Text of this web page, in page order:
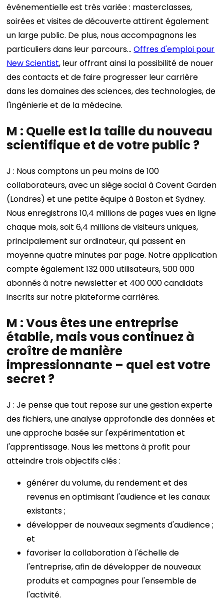
événementielle est très variée : masterclasses,
soirées et visites de découverte attirent également
un large public. De plus, nous accompagnons les
particuliers dans leur parcours…Offres d'emploi pour
New Scientist, leur offrant ainsi la possibilité de nouer
des contacts et de faire progresser leur carrière
dans les domaines des sciences, des technologies, de
l'ingénierie et de la médecine.
M : Quelle est la taille du nouveau
scientifique et de votre public ?
J : Nous comptons un peu moins de 100
collaborateurs, avec un siège social à Covent Garden
(Londres) et une petite équipe à Boston et Sydney.
Nous enregistrons 10,4 millions de pages vues en ligne
chaque mois, soit 6,4 millions de visiteurs uniques,
principalement sur ordinateur, qui passent en
moyenne quatre minutes par page. Notre application
compte également 132 000 utilisateurs, 500 000
abonnés à notre newsletter et 400 000 candidats
inscrits sur notre plateforme carrières.
M : Vous êtes une entreprise
établie, mais vous continuez à
croître de manière
impressionnante – quel est votre
secret ?
J : Je pense que tout repose sur une gestion experte
des fichiers, une analyse approfondie des données et
une approche basée sur l'expérimentation et
l'apprentissage. Nous les mettons à profit pour
atteindre trois objectifs clés :
générer du volume, du rendement et des
revenus en optimisant l'audience et les canaux
existants ;
développer de nouveaux segments d'audience ;
et
favoriser la collaboration à l'échelle de
l'entreprise, afin de développer de nouveaux
produits et campagnes pour l'ensemble de
l'activité.